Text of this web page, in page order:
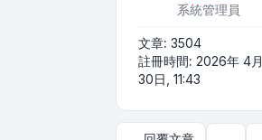
系統管理員
文章: 3504
註冊時間: 2026年 4月
30日, 11:43